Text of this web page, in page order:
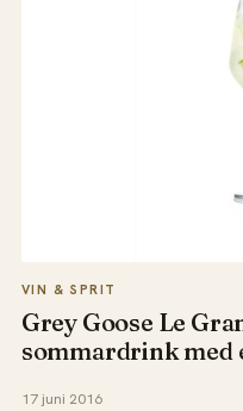
VIN & SPRIT
Grey Goose Le
sommardrink med
17 juni 2016